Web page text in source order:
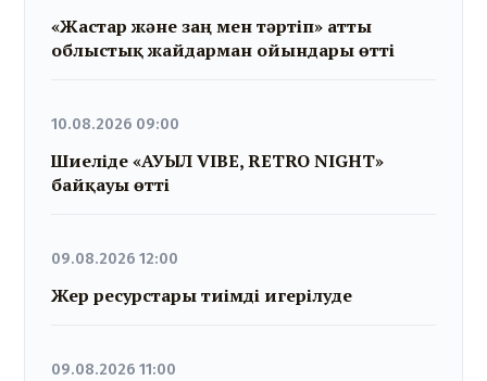
«Жастар және заң мен тәртіп» атты
облыстық жайдарман ойындары өтті
10.08.2026 09:00
Шиеліде «АУЫЛ VIBE, RETRO NIGHT»
байқауы өтті
09.08.2026 12:00
Жер ресурстары тиімді игерілуде
09.08.2026 11:00